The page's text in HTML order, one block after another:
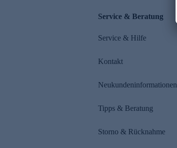
Service & Beratung
Service & Hilfe
Kontakt
Neukundeninformationen
Tipps & Beratung
Storno & Rücknahme